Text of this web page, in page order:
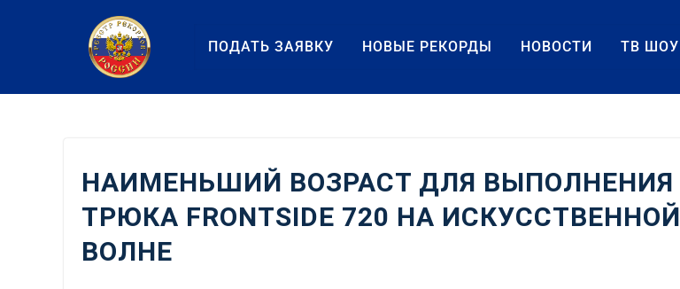
содержанию
ПОДАТЬ ЗАЯВКУ НОВЫЕ РЕКОРДЫ НОВОСТИ ТВ ШОУ
НАИМЕНЬШИЙ ВОЗРАСТ ДЛЯ ВЫПОЛНЕНИЯ
ТРЮКА FRONTSIDE 720 НА ИСКУССТВЕННОЙ
ВОЛНЕ